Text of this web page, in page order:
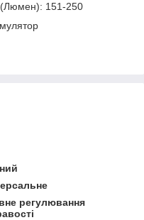
(Люмен): 151-250
регулювання